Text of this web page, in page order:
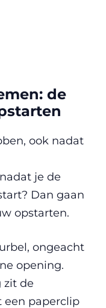
de
ook nadat
je de
Dan gaan
opstarten.
ongeacht
opening.
zit de
een paperclip